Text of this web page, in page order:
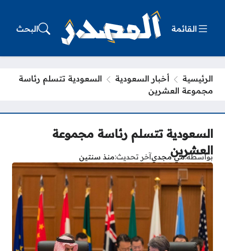
القائمة البحث
الرئيسية أخبار السعودية
السعودية تتسلم رئاسة
مجموعة العشرين
السعودية تتسلم رئاسة مجموعة
العشرين
بواسطةمي مجديآخر تحديث منذ سنتين